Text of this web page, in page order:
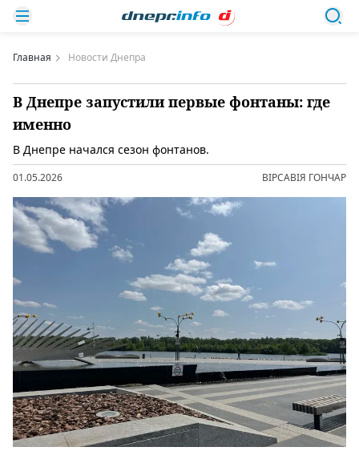
Главная Новости Днепра
В Днепре запустили первые фонтаны: где
именно
В Днепре начался сезон фонтанов.
01.05.2026 ВІРСАВІЯ ГОНЧАР